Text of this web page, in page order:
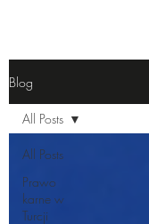
Blog
All Posts
Prawo
karne w
Turcji
All Posts